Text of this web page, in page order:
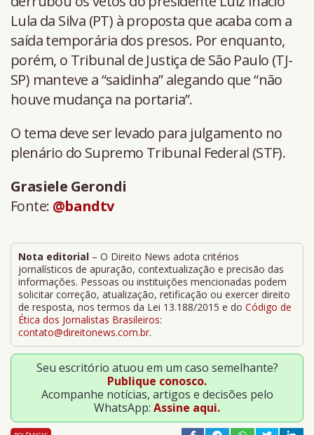
Lula da Silva (PT) à proposta que acaba com a
saída temporária dos presos. Por enquanto,
porém, o Tribunal de Justiça de São Paulo (TJ-
SP) manteve a “saidinha” alegando que “não
houve mudança na portaria”.
O tema deve ser levado para julgamento no
plenário do Supremo Tribunal Federal (STF).
Grasiele Gerondi
Fonte: @bandtv
Nota editorial – O Direito News adota critérios
jornalísticos de apuração, contextualização e precisão das
informações. Pessoas ou instituições mencionadas podem
solicitar correção, atualização, retificação ou exercer direito
de resposta, nos termos da Lei 13.188/2015 e do Código de
Ética dos Jornalistas Brasileiros:
contato@direitonews.com.br.
Seu escritório atuou em um caso semelhante?
Publique conosco.
Acompanhe notícias, artigos e decisões pelo
WhatsApp: Assine aqui.